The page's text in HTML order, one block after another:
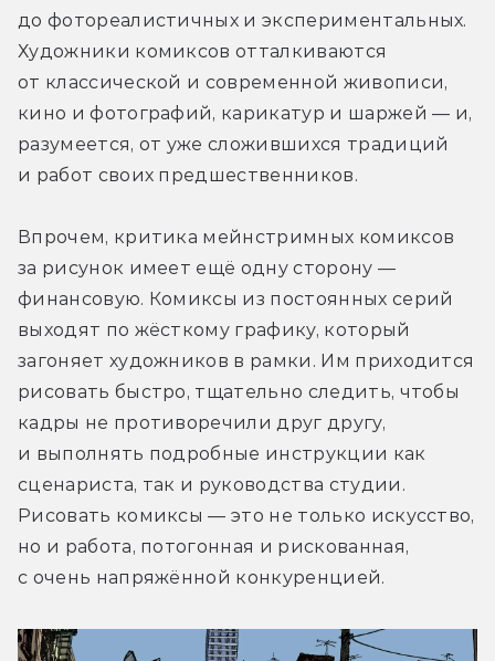
до фотореалистичных и экспериментальных.
Художники комиксов отталкиваются
от классической и современной живописи,
кино и фотографий, карикатур и шаржей — и,
разумеется, от уже сложившихся традиций
и работ своих предшественников.
Впрочем, критика мейнстримных комиксов
за рисунок имеет ещё одну сторону —
финансовую. Комиксы из постоянных серий
выходят по жёсткому графику, который
загоняет художников в рамки. Им приходится
рисовать быстро, тщательно следить, чтобы
кадры не противоречили друг другу,
и выполнять подробные инструкции как
сценариста, так и руководства студии.
Рисовать комиксы — это не только искусство,
но и работа, потогонная и рискованная,
с очень напряжённой конкуренцией.